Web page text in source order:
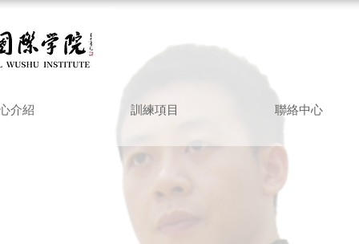
介紹 訓練項目 聯絡中心